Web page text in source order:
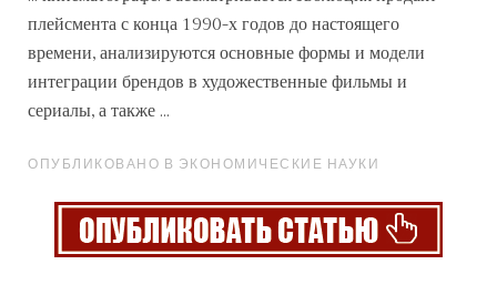
плейсмента с конца 1990-х годов до настоящего
времени, анализируются основные формы и модели
интеграции брендов в художественные фильмы и
сериалы, а также ...
ОПУБЛИКОВАНО В ЭКОНОМИЧЕСКИЕ НАУКИ